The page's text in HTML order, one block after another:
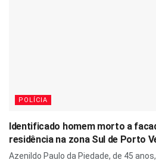
POLÍCIA
Identificado homem morto a
residência na zona Sul de Porto
Azenildo Paulo da Piedade, de 45